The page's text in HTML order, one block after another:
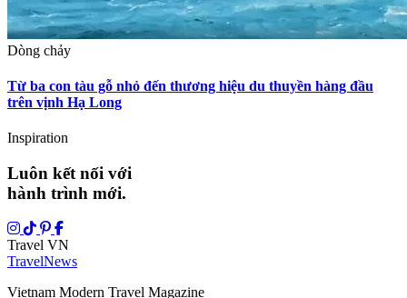
Dòng chảy
Từ ba con tàu gỗ nhỏ đến thương hiệu du thuyền hàng đầu
trên vịnh Hạ Long
Inspiration
Luôn kết nối với
hành trình mới.
Travel VN
TravelNews
Vietnam Modern Travel Magazine